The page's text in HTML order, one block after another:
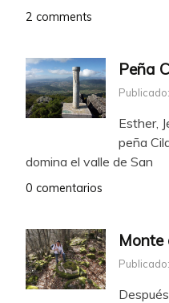
2 comments
Peña
Esther,
peña
domina el valle de San
0 comentarios
Monte